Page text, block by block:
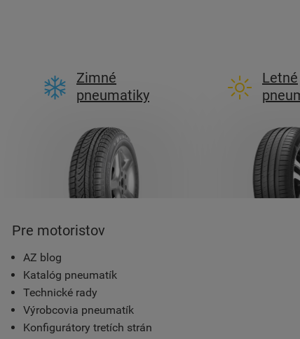
Zimné
pneumatiky
Letné
Pre motoristov
AZ blog
Katalóg pneumatík
Technické rady
Výrobcovia pneumatík
Konfigurátory tretích strán